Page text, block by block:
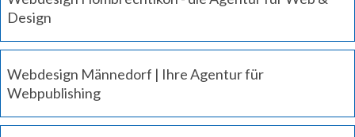
Design
Webdesign Männedorf | Ihre Agentur für
Webpublishing